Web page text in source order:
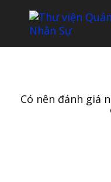
Có nên đánh giá